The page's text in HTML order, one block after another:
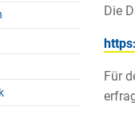
Die
Für